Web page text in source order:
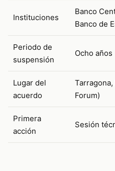
Instituciones
Banco
Banco de
Periodo de
suspensión
Ocho años
Lugar del
acuerdo
Tarragona,
Forum)
Primera
acción
Sesión